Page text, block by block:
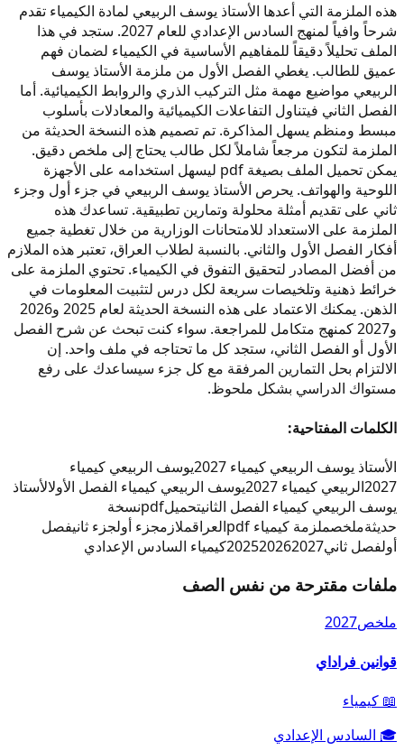
هذه الملزمة التي أعدها الأستاذ يوسف الربيعي لمادة الكيمياء تقدم
شرحاً وافياً لمنهج السادس الإعدادي للعام 2027. ستجد في هذا
الملف تحليلاً دقيقاً للمفاهيم الأساسية في الكيمياء لضمان فهم
عميق للطالب. يغطي الفصل الأول من ملزمة الأستاذ يوسف
الربيعي مواضيع مهمة مثل التركيب الذري والروابط الكيميائية. أما
الفصل الثاني فيتناول التفاعلات الكيميائية والمعادلات بأسلوب
مبسط ومنظم يسهل المذاكرة. تم تصميم هذه النسخة الحديثة من
الملزمة لتكون مرجعاً شاملاً لكل طالب يحتاج إلى ملخص دقيق.
يمكن تحميل الملف بصيغة pdf ليسهل استخدامه على الأجهزة
اللوحية والهواتف. يحرص الأستاذ يوسف الربيعي في جزء أول وجزء
ثاني على تقديم أمثلة محلولة وتمارين تطبيقية. تساعدك هذه
الملزمة على الاستعداد للامتحانات الوزارية من خلال تغطية جميع
أفكار الفصل الأول والثاني. بالنسبة لطلاب العراق، تعتبر هذه الملازم
من أفضل المصادر لتحقيق التفوق في الكيمياء. تحتوي الملزمة على
خرائط ذهنية وتلخيصات سريعة لكل درس لتثبيت المعلومات في
الذهن. يمكنك الاعتماد على هذه النسخة الحديثة لعام 2025 و2026
و2027 كمنهج متكامل للمراجعة. سواء كنت تبحث عن شرح الفصل
الأول أو الفصل الثاني، ستجد كل ما تحتاجه في ملف واحد. إن
الالتزام بحل التمارين المرفقة مع كل جزء سيساعدك على رفع
مستواك الدراسي بشكل ملحوظ.
الكلمات المفتاحية:
الأستاذ يوسف الربيعي كيمياء 2027
يوسف الربيعي كيمياء
2027الربيعي كيمياء 2027 يوسف الربيعي كيمياء الفصل الأولالأستاذ
يوسف الربيعي كيمياء الفصل الثانيتحميلpdfنسخة
حديثةملخصملزمة كيمياء pdf العراقملازمجزء أولجزء ثانيفصل
أولفصل ثاني 202520262027 كيمياء السادس الإعدادي
ملفات مقترحة من نفس الصف
ملخص2027
قوانين فراداي
📖 كيمياء
🎓 السادس الإعدادي